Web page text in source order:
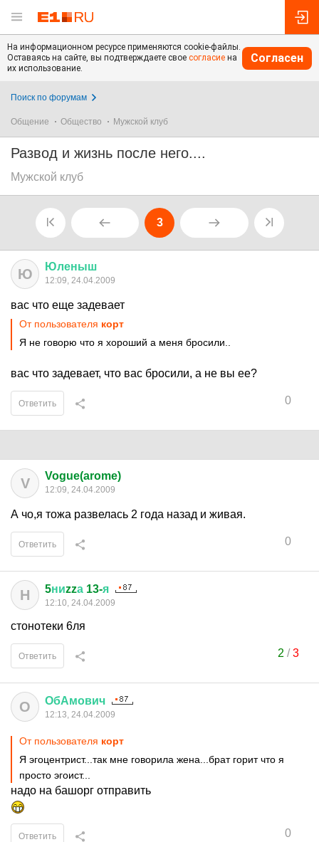
На информационном ресурсе применяются cookie-файлы.
Оставаясь на сайте, вы подтверждаете свое согласие на
их использование.
Согласен
Поиск по форумам
Общение Общество Мужской клуб
Развод и жизнь после него....
Мужской клуб
3
Ю Юленыш
12:09, 24.04.2009
вас что еще задевает
От пользователя корт
Я не говорю что я хороший а меня бросили..
вас что задевает, что вас бросили, а не вы ее?
0
Ответить
V Vogue(arome)
12:09, 24.04.2009
А чо,я тожа развелась 2 года назад и живая.
0
Ответить
Н 5ниzzа 13-я
12:10, 24.04.2009
стонотеки 6ля
2 /3
Ответить
О ОбАмович
12:13, 24.04.2009
От пользователя корт
Я эгоцентрист...так мне говорила жена...брат горит что я
просто эгоист...
надо на башорг отправить
0
Ответить